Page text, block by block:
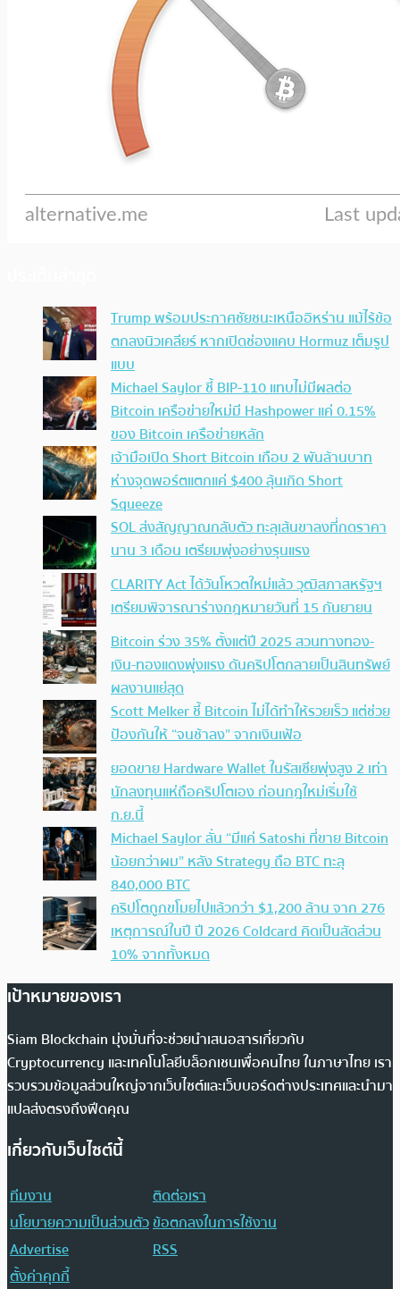
Trump พร้อมประกาศชัยชนะเหนืออิหร่าน แม้ไร้ข้อ
ตกลงนิวเคลียร์ หากเปิดช่องแคบ Hormuz เต็มรูป
แบบ
Michael Saylor ชี้ BIP-110 แทบไม่มีผลต่อ
Bitcoin เครือข่ายใหม่มี Hashpower แค่ 0.15%
ของ Bitcoin เครือข่ายหลัก
เจ้ามือเปิด Short Bitcoin เกือบ 2 พันล้านบาท
ห่างจุดพอร์ตแตกแค่ $400 ลุ้นเกิด Short
Squeeze
SOL ส่งสัญญาณกลับตัว ทะลุเส้นขาลงที่กดราคา
นาน 3 เดือน เตรียมพุ่งอย่างรุนแรง
CLARITY Act ได้วันโหวตใหม่แล้ว วุฒิสภาสหรัฐฯ
เตรียมพิจารณาร่างกฎหมายวันที่ 15 กันยายน
Bitcoin ร่วง 35% ตั้งแต่ปี 2025 สวนทางทอง-
เงิน-ทองแดงพุ่งแรง ดันคริปโตกลายเป็นสินทรัพย์
ผลงานแย่สุด
Scott Melker ชี้ Bitcoin ไม่ได้ทำให้รวยเร็ว แต่ช่วย
ป้องกันให้ “จนช้าลง” จากเงินเฟ้อ
ยอดขาย Hardware Wallet ในรัสเซียพุ่งสูง 2 เท่า
นักลงทุนแห่ถือคริปโตเอง ก่อนกฎใหม่เริ่มใช้
ก.ย.นี้
Michael Saylor ลั่น “มีแค่ Satoshi ที่ขาย Bitcoin
น้อยกว่าผม” หลัง Strategy ถือ BTC ทะลุ
840,000 BTC
คริปโตถูกขโมยไปแล้วกว่า $1,200 ล้าน จาก 276
เหตุการณ์ในปี ปี 2026 Coldcard คิดเป็นสัดส่วน
10% จากทั้งหมด
เป้าหมายของเรา
Siam Blockchain มุ่งมั่นที่จะช่วยนำเสนอสารเกี่ยวกับ
Cryptocurrency และเทคโนโลยีบล็อกเชนเพื่อคนไทย ในภาษาไทย เรา
รวบรวมข้อมูลส่วนใหญ่จากเว็บไซต์และเว็บบอร์ดต่างประเทศและนำมา
แปลส่งตรงถึงฟีดคุณ
เกี่ยวกับเว็บไซต์นี้
ทีมงาน
ติดต่อเรา
นโยบายความเป็นส่วนตัวข้อตกลงในการใช้งาน
Advertise
RSS
ตั้งค่าคุกกี้